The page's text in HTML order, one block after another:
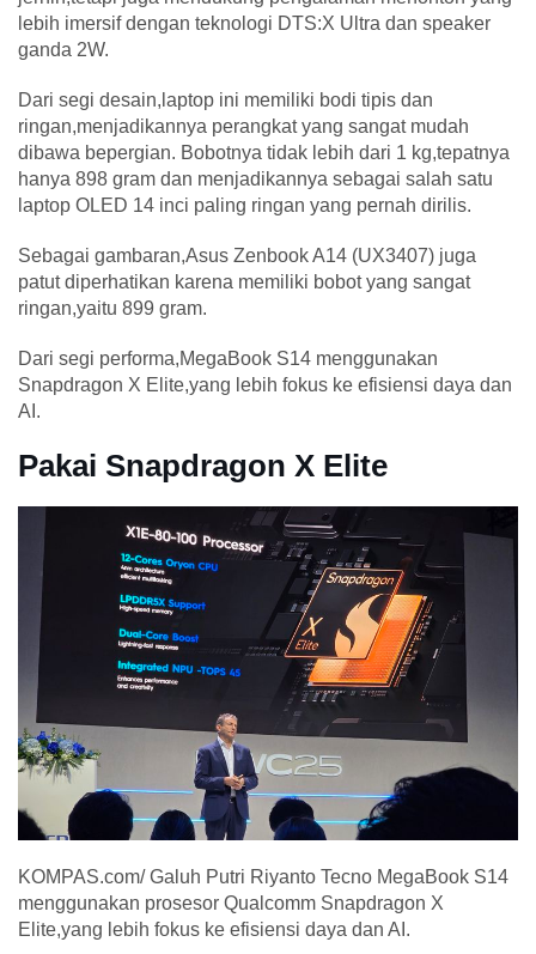
lebih imersif dengan teknologi DTS:X Ultra dan speaker
ganda 2W.
Dari segi desain,laptop ini memiliki bodi tipis dan
ringan,menjadikannya perangkat yang sangat mudah
dibawa bepergian. Bobotnya tidak lebih dari 1 kg,tepatnya
hanya 898 gram dan menjadikannya sebagai salah satu
laptop OLED 14 inci paling ringan yang pernah dirilis.
Sebagai gambaran,Asus Zenbook A14 (UX3407) juga
patut diperhatikan karena memiliki bobot yang sangat
ringan,yaitu 899 gram.
Dari segi performa,MegaBook S14 menggunakan
Snapdragon X Elite,yang lebih fokus ke efisiensi daya dan
AI.
Pakai Snapdragon X Elite
KOMPAS.com/ Galuh Putri Riyanto Tecno MegaBook S14
menggunakan prosesor Qualcomm Snapdragon X
Elite,yang lebih fokus ke efisiensi daya dan AI.